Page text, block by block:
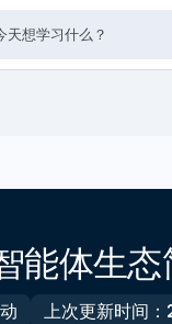
能体生态
上次更新时间：